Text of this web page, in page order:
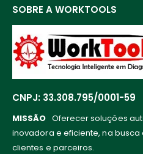
SOBRE A WORKTOOLS
CNPJ: 33.308.795/0001-59
MISSÃO Oferecer soluções
inovadora e eficiente, na
clientes e parceiros.